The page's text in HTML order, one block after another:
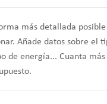
más detallada
Añade datos sobre el
de energía... Cuanta